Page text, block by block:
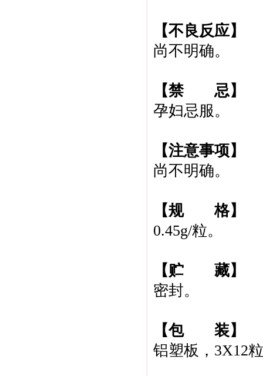
【不良反应】
尚不明确。
【禁 忌】
孕妇忌服。
【注意事项】
尚不明确。
【规 格】
0.45g/粒。
【贮 藏】
密封。
【包 装】
铝塑板，3X12